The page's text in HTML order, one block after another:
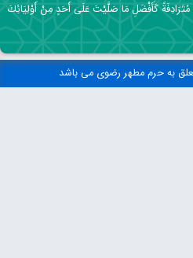
مُتَرَادِفَةً كَأَفْضَلِ مَا صَلَّيْتَ عَلَى أَحَدٍ مِنْ أَوْلِيَائِكَ
به حرم مطهر رضوی می باشد